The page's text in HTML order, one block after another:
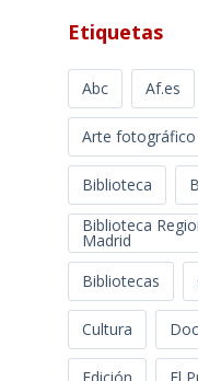
Etiquetas
Abc Af.es
Arte fotográfico
Biblioteca
Biblioteca
Madrid
Bibliotecas
Cultura